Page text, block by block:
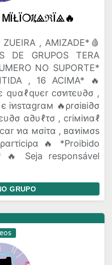
, AMIZADE*🩸
DE GRUPOS TERA
NO SUPORTE*
, 16 ACIMA* 🔥
qυαℓqυєr cσทτєυ∂σ ,
iทsταgrαм 🔥ρrσiвi∂σ
α∂υℓτσ , criмiทαℓ
ทα мσiτα , вαทiмσs
🔥 *Proibido
🔥 Seja responsável
GRUPO